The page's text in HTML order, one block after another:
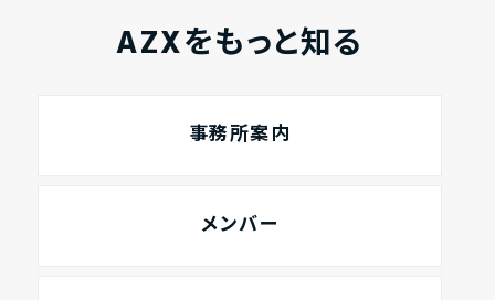
AZXをもっと知る
事務所案内
メンバー